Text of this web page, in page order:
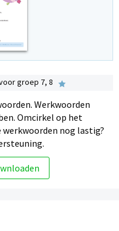
groep 7, 8
Werkwoorden
Omcirkel op het
werkwoorden nog lastig?